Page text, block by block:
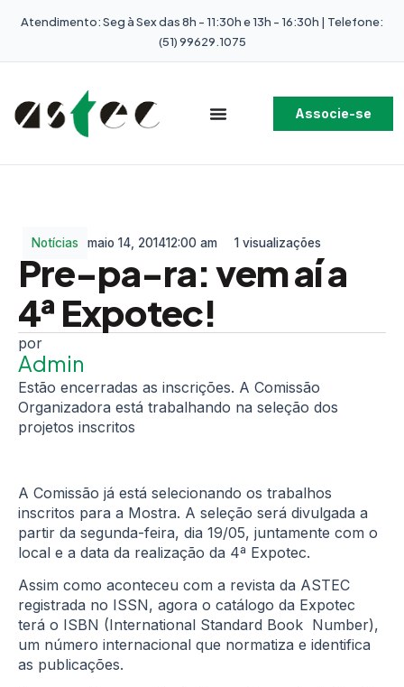
Atendimento: Seg à Sex das 8h - 11:30h e 13h - 16:30h | Telefone:
(51) 99629.1075
Associe-se
Notícias maio 14, 201412:00 am 1 visualizações
Pre-pa-ra: vem aí a
4ª Expotec!
Admin
Estão encerradas as inscrições. A Comissão
Organizadora está trabalhando na seleção dos
projetos inscritos
A Comissão já está selecionando os trabalhos
inscritos para a Mostra. A seleção será divulgada a
partir da segunda-feira, dia 19/05, juntamente com o
local e a data da realização da 4ª Expotec.
Assim como aconteceu com a revista da ASTEC
registrada no ISSN, agora o catálogo da Expotec
terá o ISBN (International Standard Book Number),
um número internacional que normatiza e identifica
as publicações.